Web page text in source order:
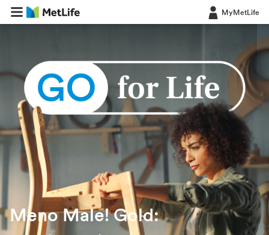
MyMetLife
Meno Male! Gold: